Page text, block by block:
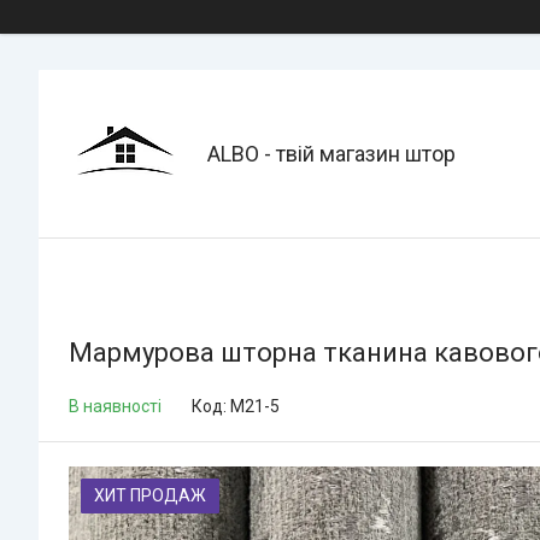
ALBO - твій магазин штор
Мармурова шторна тканина
В наявності Код: M21-5
ХИТ ПРОДАЖ